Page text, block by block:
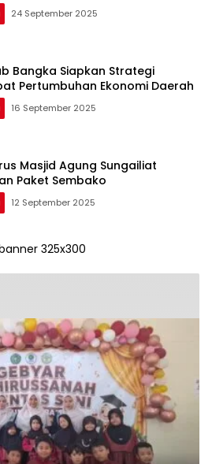
24 September 2025
Bangka Siapkan Strategi
Pertumbuhan Ekonomi Daerah
16 September 2025
Masjid Agung Sungailiat
Paket Sembako
12 September 2025